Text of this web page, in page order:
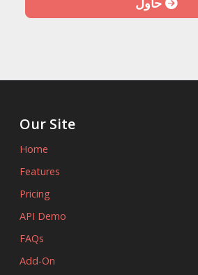
Our Site
Home
Features
Pricing
API Demo
FAQs
Add-On